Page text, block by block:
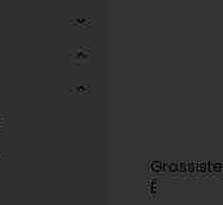
É